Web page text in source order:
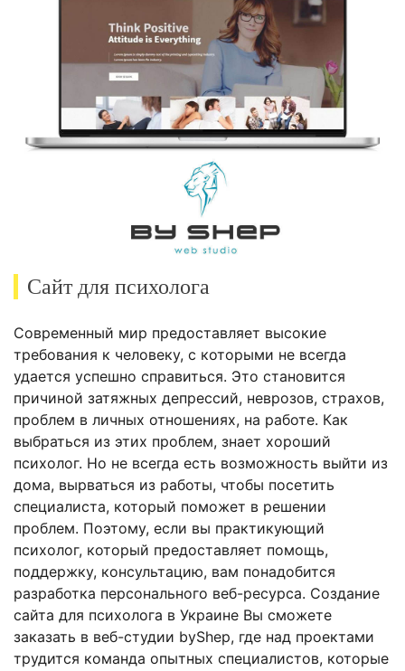
Сайт для психолога
Современный мир предоставляет высокие
требования к человеку, с которыми не всегда
удается успешно справиться. Это становится
причиной затяжных депрессий, неврозов, страхов,
проблем в личных отношениях, на работе. Как
выбраться из этих проблем, знает хороший
психолог. Но не всегда есть возможность выйти из
дома, вырваться из работы, чтобы посетить
специалиста, который поможет в решении
проблем. Поэтому, если вы практикующий
психолог, который предоставляет помощь,
поддержку, консультацию, вам понадобится
разработка персонального веб-ресурса. Создание
сайта для психолога в Украине Вы сможете
заказать в веб-студии byShep, где над проектами
трудится команда опытных специалистов, которые